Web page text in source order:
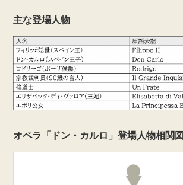
主な登場人物
オペラ「ドン・カルロ」登場人物相関図